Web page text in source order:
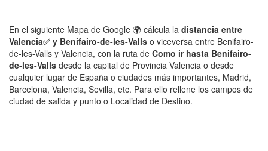
En el siguiente Mapa de Google 🌍 cálcula la distancia entre
Valencia✅ y Benifairo-de-les-Valls o viceversa entre Benifairo-
de-les-Valls y Valencia, con la ruta de Como ir hasta Benifairo-
de-les-Valls desde la capital de Provincia Valencia o desde
cualquier lugar de España o ciudades más importantes, Madrid,
Barcelona, Valencia, Sevilla, etc. Para ello rellene los campos de
ciudad de salida y punto o Localidad de Destino.